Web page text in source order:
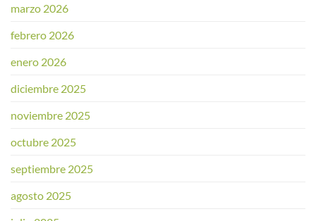
marzo 2026
febrero 2026
enero 2026
diciembre 2025
noviembre 2025
octubre 2025
septiembre 2025
agosto 2025